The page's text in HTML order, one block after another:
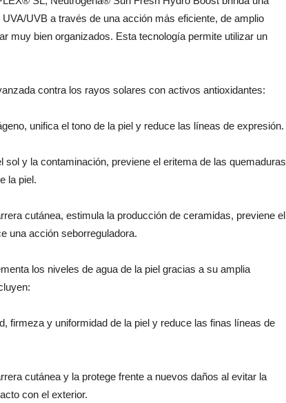
UVB a través de una acción más eficiente, de amplio
muy bien organizados. Esta tecnología permite utilizar un
contra los rayos solares con activos antioxidantes:
unifica el tono de la piel y reduce las líneas de expresión.
sol y la contaminación, previene el eritema de las quemaduras
la piel.
cutánea, estimula la producción de ceramidas, previene el
una acción seborreguladora.
los niveles de agua de la piel gracias a su amplia
firmeza y uniformidad de la piel y reduce las finas líneas de
cutánea y la protege frente a nuevos daños al evitar la
con el exterior.